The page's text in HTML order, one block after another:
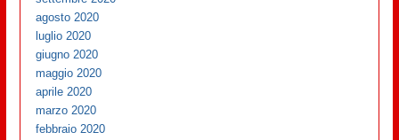
agosto 2020
luglio 2020
giugno 2020
maggio 2020
aprile 2020
marzo 2020
febbraio 2020